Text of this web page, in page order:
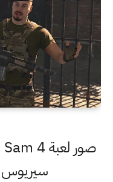
سيريوس